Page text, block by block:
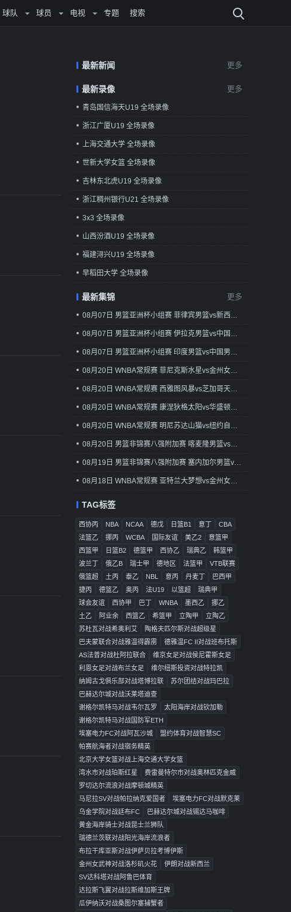
球队 球员 电视 专题 搜索
最新新闻 更多
最新录像 更多
青岛国信海天U19 全场录像
浙江广厦U19 全场录像
上海交通大学 全场录像
世新大学女篮 全场录像
吉林东北虎U19 全场录像
浙江稠州银行U21 全场录像
3x3 全场录像
山西汾酒U19 全场录像
福建浔兴U19 全场录像
早稻田大学 全场录像
最新集锦 更多
08月07日 男篮亚洲杯小组赛 菲律宾男篮vs新西兰男篮 全场录像回放
08月07日 男篮亚洲杯小组赛 伊拉克男篮vs中国台北男篮 全场录像回放
08月07日 男篮亚洲杯小组赛 印度男篮vs中国男篮 全场录像
08月20日 WNBA常规赛 菲尼克斯水星vs金州女武神 全场录像回放
08月20日 WNBA常规赛 西雅图风暴vs芝加哥天空 全场录像回放
08月20日 WNBA常规赛 康涅狄格太阳vs华盛顿神秘人 全场录像回放
08月20日 WNBA常规赛 明尼苏达山猫vs纽约自由人 全场录像回放
08月20日 男篮非锦赛八强附加赛 喀麦隆男篮vs民主刚果男篮 全场录像回放
08月19日 男篮非锦赛八强附加赛 塞内加尔男篮vs南苏丹男篮 全场录像回放
08月18日 WNBA常规赛 亚特兰大梦想vs金州女武神 全场录像回放
TAG标签
西协丙 NBA NCAA 德戊 日篮B1 意丁
CBA
法篮乙
挪丙 WCBA 国际友谊 美乙2
意篮甲
西篮甲
日篮B2 德篮甲 西协乙 瑞典乙
韩篮甲
波兰丁
俄乙B 瑞士甲 德地区 法篮甲
VTB联赛
俄篮超
土丙 泰乙 NBL 意丙 丹麦丁
巴西甲
捷丙
德篮乙 奥丙 法U19 以篮超
瑞典甲
球会友谊
西协甲 巴丁 WNBA 墨西乙
挪乙
土乙
阿业余 西篮乙 希篮甲 立陶甲
立陶乙
苏杜瓦对战希奥利艾
陶格夫匹尔斯对战超级星
巴夫蒙联合对战雅温得霹雳
德雅温FC II对战班布托斯
AS法普对战杜阿拉联合
维京女足对战侯尼霍斯女足
利恩女足对战布兰女足
维尔纽斯投资对战特拉凯
纳姆古戈俱乐部对战塔博拉联
苏尔团结对战玛巴拉
巴赫达尔城对战沃莱塔迪查
谢格尔凯特马对战韦尔瓦罗
太阳海岸对战钦加勒
谢格尔凯特马对战国防军ETH
埃塞电力FC对战阿瓦沙城
盟约体育对战智慧SC
帕赛航海者对战宿务精英
北京大学女篮对战上海交通大学女篮
湾水市对战珀斯红星
费雷曼特尔市对战奥林匹克金威
罗切达尔流浪对战摩顿城精英
马尼拉SV对战帕拉纳克爱国者
埃塞电力FC对战默克莱
乌金学院对战廷布FC
巴赫达尔城对战锡达马咖啡
黄金海岸骑士对战昆士兰狮队
瑞德兰茨联对战阳光海岸流浪者
布拉干库亚斯对战伊萨贝拉考博伊斯
金州女武神对战洛杉矶火花
伊朗对战新西兰
SV达科塔对战阿鲁巴体育
达拉斯飞翼对战拉斯维加斯王牌
瓜伊纳沃对战桑图尔塞捕蟹者